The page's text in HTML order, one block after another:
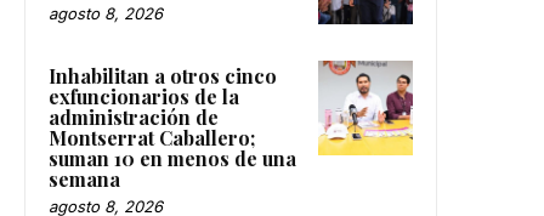
agosto 8, 2026
Inhabilitan a otros cinco
exfuncionarios de la
administración de
Montserrat Caballero;
suman 10 en menos de una
semana
agosto 8, 2026